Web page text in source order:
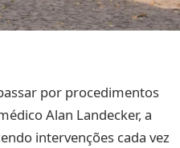
por procedimentos
Alan Landecker, a
intervenções cada vez